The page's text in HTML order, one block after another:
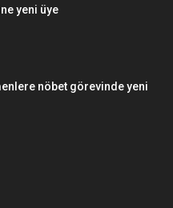
yeni üye
nöbet görevinde yeni